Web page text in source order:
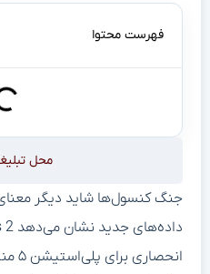
فهرست محتوا
محل
جنگ کنسول‌ها شاید دیگر